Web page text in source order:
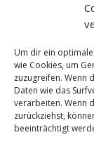
Um dir ein
wie Cookies, um
zuzugreifen. Wenn
Daten wie das
verarbeiten. Wenn
zurückziehst,
beeinträchtigt